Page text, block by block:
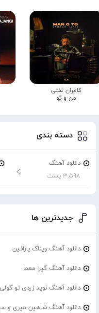
کامران تفتی
من و تو
دسته بندی
دانلود آهنگ
3,598 پست
جدیدترین ها
دانلود آهنگ ویناک پارافین
دانلود آهنگ گیرا معما
دانلود آهنگ نوید زردی تو گولی
دانلود آهنگ شاهین میری و